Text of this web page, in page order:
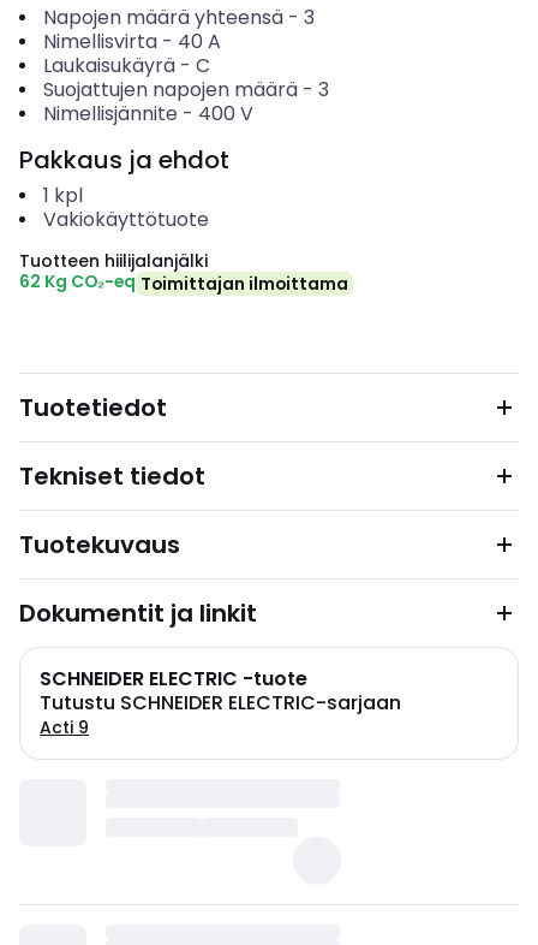
Napojen määrä yhteensä- 3
Nimellisvirta- 40 A
Laukaisukäyrä- C
Suojattujen napojen määrä- 3
Nimellisjännite - 400 V
Pakkaus ja ehdot
1 kpl
Vakiokäyttötuote
Tuotteen hiilijalanjälki
62 Kg CO₂-eq Toimittajan ilmoittama
Tuotetiedot
Tekniset tiedot
Tuotekuvaus
Dokumentit ja linkit
SCHNEIDER ELECTRIC -tuote
Tutustu SCHNEIDER ELECTRIC-sarjaan
Acti 9